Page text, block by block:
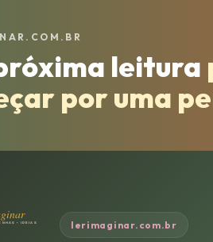
leitura
por uma
lerimaginar.com.br